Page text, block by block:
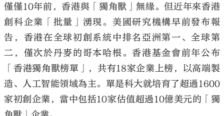
僅僅10年前，香港與「獨角獸」無緣。但近年來香港
創科企業「批量」湧現。美國研究機構早前發布報
告，香港在全球初創系統中排名亞洲第一、全球第
二，僅次於丹麥的哥本哈根。香港基金會前年公布
「香港獨角獸榜單」，共有18家企業上榜，以高端製
造、人工智能領域為主。單是科大就培育了超過1600
家初創企業，當中包括10家估值超過10億美元的「獨